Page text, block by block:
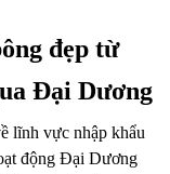
đẹp từ
Đại Dương
lĩnh vực nhập khẩu
động Đại Dương